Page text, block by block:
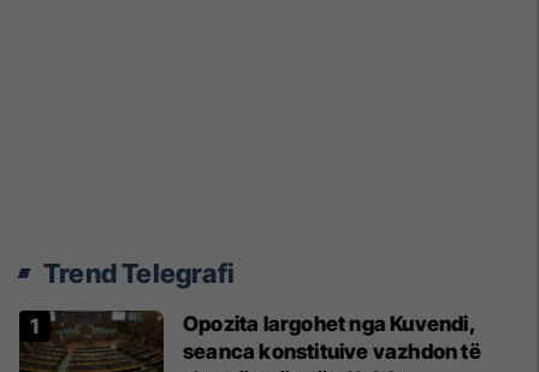
Trend Telegrafi
Opozita largohet nga Kuvendi,
seanca konstituive vazhdon të